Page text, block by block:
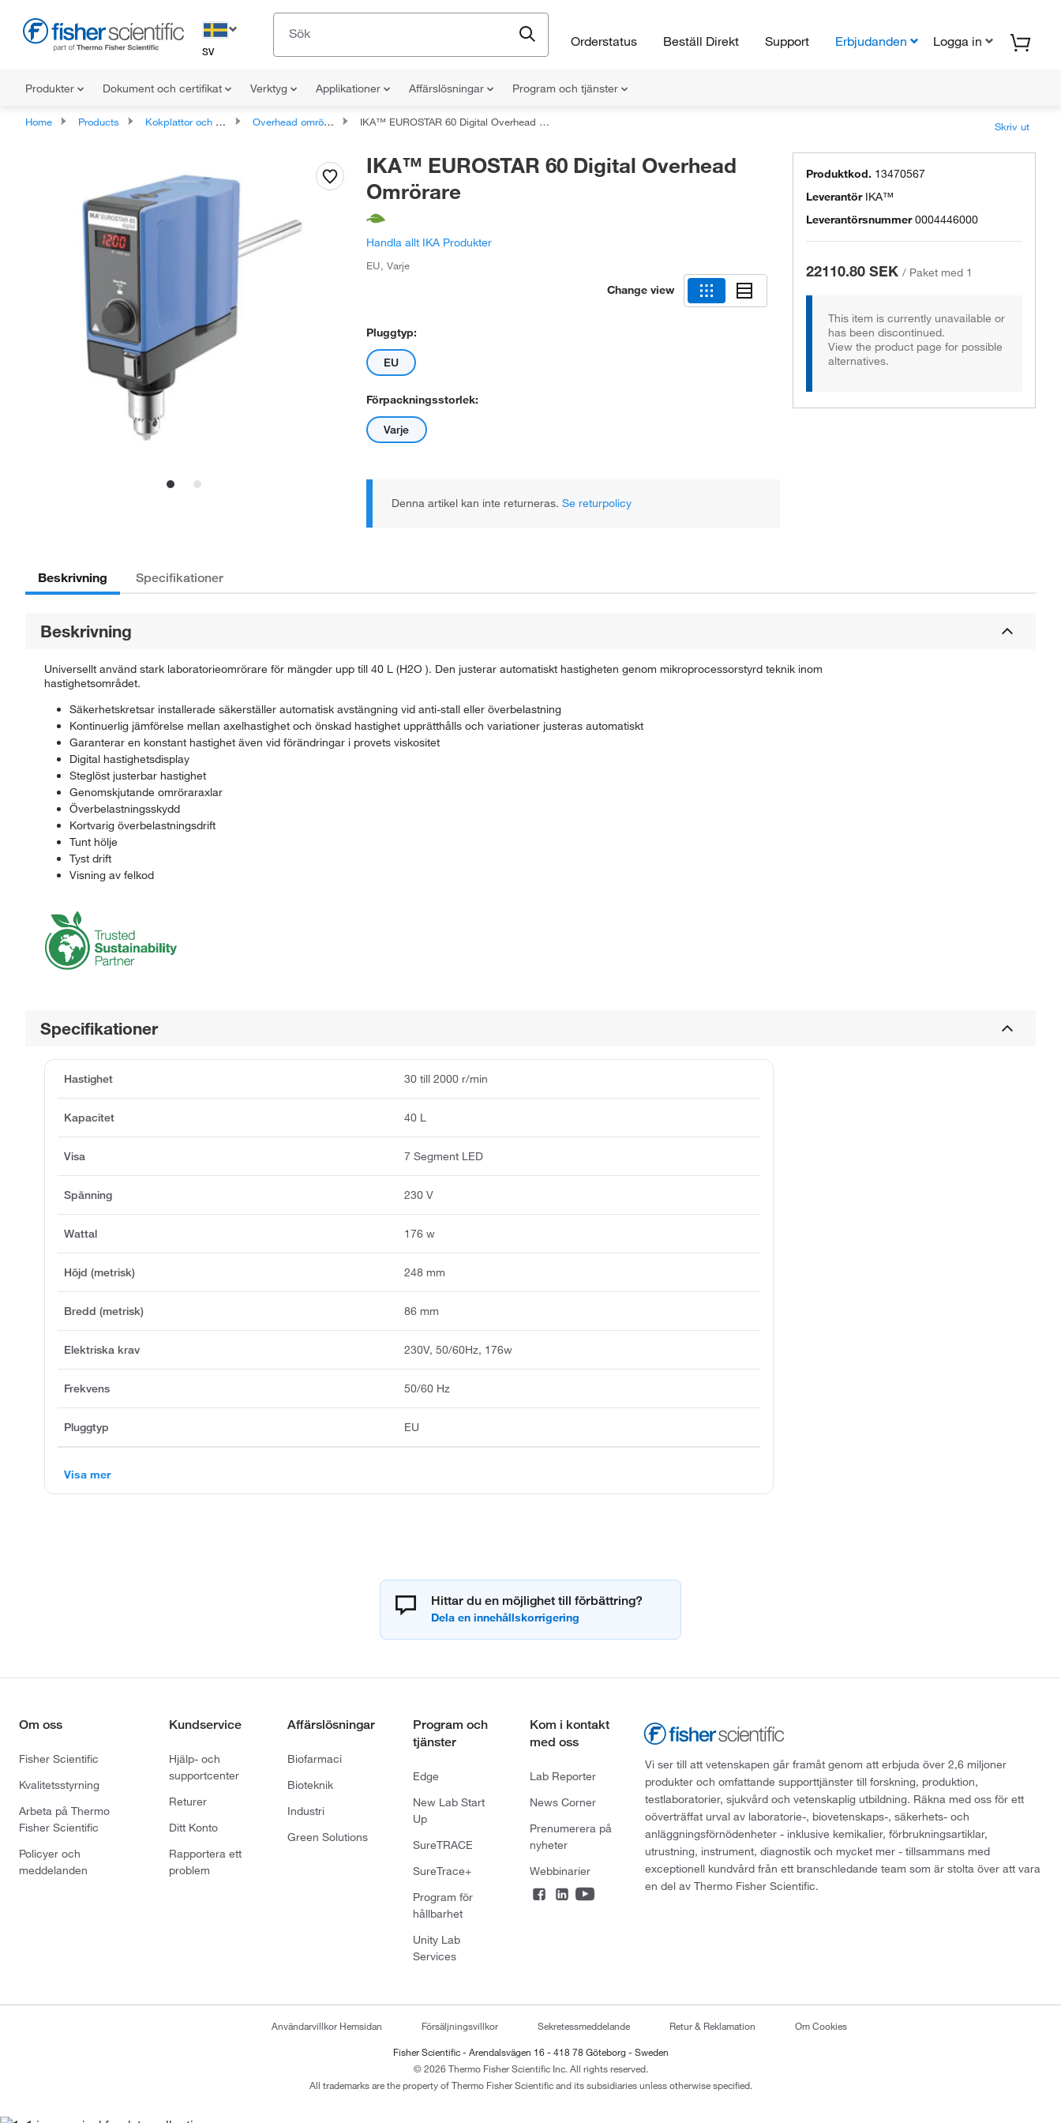
SV
Orderstatus Beställ Direkt Support Erbjudanden Logga in
Produkter Dokument och certifikat Verktyg Applikationer Affärslösningar Program och tjänster
Home Products Kokplattor och omrörare Overhead omrörare IKA™ EUROSTAR 60 Digital Overhead Omrörare Skriv ut
IKA™ EUROSTAR 60 Digital Overhead
Omrörare
Handla allt IKA Produkter
EU,Varje
Change view
Pluggtyp:
EU
Förpackningsstorlek:
Varje
Denna artikel kan inte returneras. Se returpolicy
Produktkod. 13470567
Leverantör IKA™
Leverantörsnummer 0004446000
22110.80 SEK / Paket med 1
This item is currently unavailable or
has been discontinued.
View the product page for possible
alternatives.
Beskrivning Specifikationer
Beskrivning
Universellt använd stark laboratorieomrörare för mängder upp till 40 L (H2O ). Den justerar automatiskt hastigheten genom mikroprocessorstyrd teknik inom
hastighetsområdet.
Säkerhetskretsar installerade säkerställer automatisk avstängning vid anti-stall eller överbelastning
Kontinuerlig jämförelse mellan axelhastighet och önskad hastighet upprätthålls och variationer justeras automatiskt
Garanterar en konstant hastighet även vid förändringar i provets viskositet
Digital hastighetsdisplay
Steglöst justerbar hastighet
Genomskjutande omröraraxlar
Överbelastningsskydd
Kortvarig överbelastningsdrift
Tunt hölje
Tyst drift
Visning av felkod
Specifikationer
Hastighet 30 till 2000 r/min
Kapacitet 40 L
Visa 7 Segment LED
Spänning 230 V
Wattal 176 w
Höjd (metrisk) 248 mm
Bredd (metrisk) 86 mm
Elektriska krav 230V, 50/60Hz, 176w
Frekvens 50/60 Hz
Pluggtyp EU
Visa mer
Hittar du en möjlighet till förbättring?
Om oss
Fisher Scientific
Kvalitetsstyrning
Arbeta på Thermo
Fisher Scientific
Policyer och
meddelanden
Kundservice
Hjälp- och
supportcenter
Returer
Ditt Konto
Rapportera ett
problem
Affärslösningar
Biofarmaci
Bioteknik
Industri
Green Solutions
Program och
tjänster
Edge
New Lab Start
Up
SureTRACE
SureTrace+
Program för
hållbarhet
Unity Lab
Services
Kom i kontakt
med oss
Lab Reporter
News Corner
Prenumerera på
nyheter
Webbinarier
Vi ser till att vetenskapen går framåt genom att erbjuda över 2,6 miljoner
produkter och omfattande supporttjänster till forskning, produktion,
testlaboratorier, sjukvård och vetenskaplig utbildning. Räkna med oss för ett
oöverträffat urval av laboratorie-, biovetenskaps-, säkerhets- och
anläggningsförnödenheter - inklusive kemikalier, förbrukningsartiklar,
utrustning, instrument, diagnostik och mycket mer - tillsammans med
exceptionell kundvård från ett branschledande team som är stolta över att vara
en del av Thermo Fisher Scientific.
Användarvillkor Hemsidan Försäljningsvillkor Sekretessmeddelande Retur & Reklamation Om Cookies
Fisher Scientific - Arendalsvägen 16 - 418 78 Göteborg - Sweden
© 2026 Thermo Fisher Scientific Inc. All rights reserved.
All trademarks are the property of Thermo Fisher Scientific and its subsidiaries unless otherwise specified.